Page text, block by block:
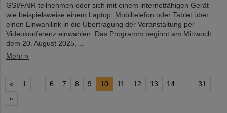
GSI/FAIR teilnehmen oder sich mit einem internetfähigen Gerät
wie beispielsweise einem Laptop, Mobiltelefon oder Tablet über
einen Einwahllink in die Übertragung der Veranstaltung per
Videokonferenz einwählen. Das Programm beginnt am Mittwoch,
dem 20. August 2025,…
Mehr »
« 1 6 7 8 9 10 11 12 13 14
31
»